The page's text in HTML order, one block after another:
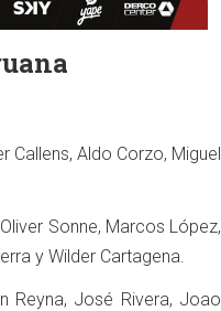
Callens, Aldo Corzo, Miguel
Sonne, Marcos López,
y Wilder Cartagena.
Reyna, José Rivera, Joao